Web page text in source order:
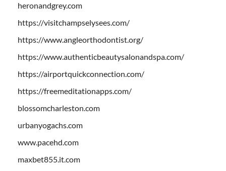
heronandgrey.com
https://visitchampselysees.com/
https://www.angleorthodontist.org/
https://www.authenticbeautysalonandspa.com/
https://airportquickconnection.com/
https://freemeditationapps.com/
blossomcharleston.com
urbanyogachs.com
www.pacehd.com
maxbet855.it.com